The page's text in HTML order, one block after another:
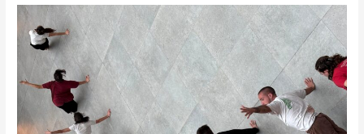
Museos
de
la
ciudad
convocan
talleristas
para